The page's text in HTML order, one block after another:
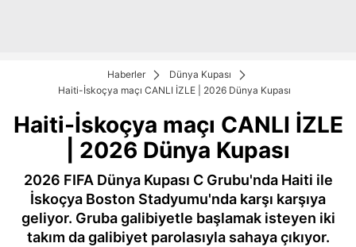
Haberler
Dünya Kupası
Haiti-İskoçya maçı CANLI İZLE | 2026 Dünya Kupası
Haiti-İskoçya maçı CANLI İZLE
| 2026 Dünya Kupası
2026 FIFA Dünya Kupası C Grubu'nda Haiti ile
İskoçya Boston Stadyumu'nda karşı karşıya
geliyor. Gruba galibiyetle başlamak isteyen iki
takım da galibiyet parolasıyla sahaya çıkıyor.